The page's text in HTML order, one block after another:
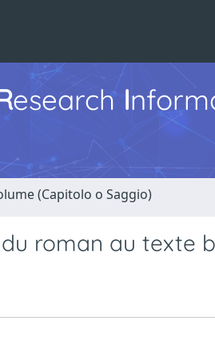
esearch I
(Capitolo o Saggio)
roman au texte